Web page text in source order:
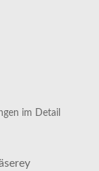
im Detail